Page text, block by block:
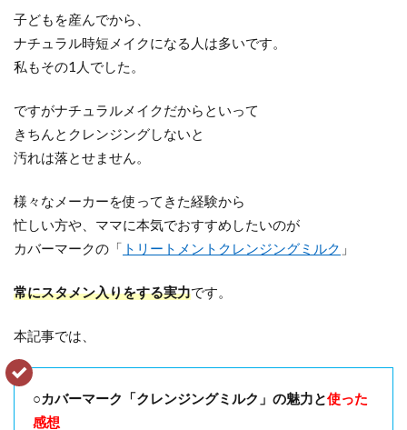
子どもを産んでから、
ナチュラル時短メイクになる人は多いです。
私もその1人でした。
ですがナチュラルメイクだからといって
きちんとクレンジングしないと
汚れは落とせません。
様々なメーカーを使ってきた経験から
忙しい方や、ママに本気でおすすめしたいのが
カバーマークの「 トリートメントクレンジングミルク 」
常にスタメン入りをする実力です。
本記事では、
○カバーマーク「クレンジングミルク」の魅力と使った
感想